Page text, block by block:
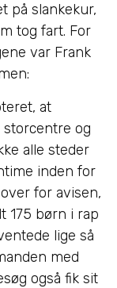
på slankekur,
tog fart. For
var Frank
at
og
alle steder
inden for
for avisen,
175 børn i rap
lige så
med
også fik sit